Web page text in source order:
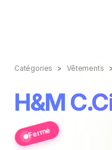
Catégories Vêtements
H&M
Fermé